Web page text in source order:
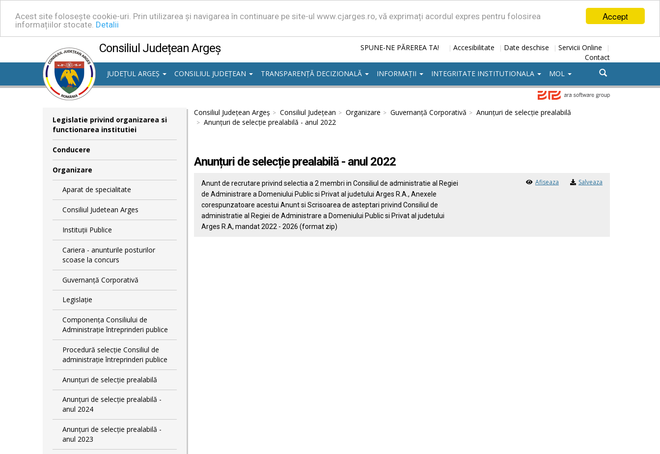
Accept
Acest site folosește cookie-uri. Prin utilizarea și navigarea în continuare pe site-ul www.cjarges.ro, vă exprimați acordul expres pentru folosirea
informațiilor stocate. Detalii
Consiliul Județean Argeș SPUNE-NE PĂREREA TA! | Accesibilitate | Date deschise | Servicii Online |
Contact
JUDEȚUL ARGEȘ
CONSILIUL JUDEȚEAN TRANSPARENȚĂ DECIZIONALĂ INFORMAȚII INTEGRITATE INSTITUTIONALA MOL
Legislatie privind organizarea si
functionarea institutiei
Conducere
Organizare
Aparat de specialitate
Consiliul Judetean Arges
Instituții Publice
Cariera - anunturile posturilor
scoase la concurs
Guvernanță Corporativă
Legislație
Componența Consiliului de
Administrație întreprinderi publice
Procedură selecție Consiliul de
administrație întreprinderi publice
Anunțuri de selecție prealabilă
Anunțuri de selecție prealabilă -
anul 2024
Anunțuri de selecție prealabilă -
anul 2023
Consiliul Județean Argeș Consiliul Județean Organizare Guvernanță Corporativă
Anunțuri de selecție prealabilă
Anunțuri de selecție prealabilă - anul 2022
Anunțuri de selecție prealabilă - anul 2022
Anunt de recrutare privind selectia a 2 membri in Consiliul de administratie al Regiei
de Administrare a Domeniului Public si Privat al judetului Arges R.A., Anexele
corespunzatoare acestui Anunt si Scrisoarea de asteptari privind Consiliul de
administratie al Regiei de Administrare a Domeniului Public si Privat al judetului
Arges R.A, mandat 2022 - 2026 (format zip)
Afiseaza Salveaza